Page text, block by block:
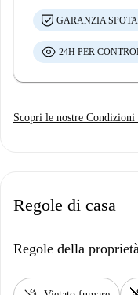
GARANZIA
24H PER
Scopri le nostre
Regole di casa
Regole della